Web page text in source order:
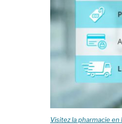
Visitez la pharmacie